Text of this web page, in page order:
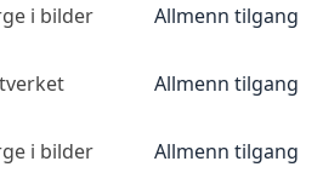
i bilder Allmenn tilgang
Allmenn tilgang
i bilder Allmenn tilgang